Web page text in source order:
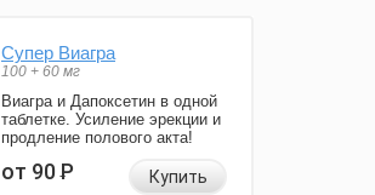
Супер Виагра
100 + 60 мг
Виагра и Дапоксетин в одной
таблетке. Усиление эрекции и
продление полового акта!
от 90Р Купить